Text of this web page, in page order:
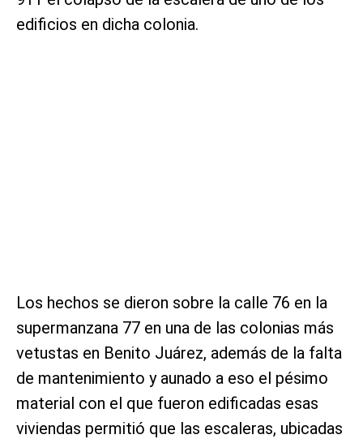
edificios en dicha colonia.
Los hechos se dieron sobre la calle 76 en la
supermanzana 77 en una de las colonias más
vetustas en Benito Juárez, además de la falta
de mantenimiento y aunado a eso el pésimo
material con el que fueron edificadas esas
viviendas permitió que las escaleras, ubicadas